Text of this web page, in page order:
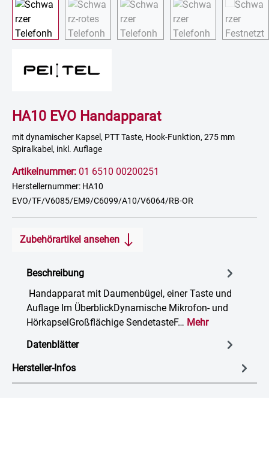
HA10 EVO Handapparat
mit dynamischer Kapsel, PTT Taste, Hook-Funktion, 275 mm
Spiralkabel, inkl. Auflage
Artikelnummer: 01 6510 00200251
Herstellernummer: HA10
EVO/TF/V6085/EM9/C6099/A10/V6064/RB-OR
Zubehörartikel ansehen
Beschreibung
Handapparat mit Daumenbügel, einer Taste und
Auflage Im ÜberblickDynamische Mikrofon- und
HörkapselGroßflächige SendetasteF… Mehr
Datenblätter
Hersteller-Infos